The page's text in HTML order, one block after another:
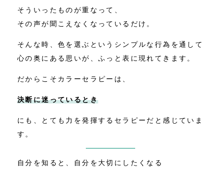
そういったものが重なって、
その声が聞こえなくなっているだけ。
そんな時、色を選ぶというシンプルな行為を通して
心の奥にある思いが、ふっと表に現れてきます。
だからこそカラーセラピーは、
決断に迷っているとき
にも、とても力を発揮するセラピーだと感じていま
す。
自分を知ると、自分を大切にしたくなる